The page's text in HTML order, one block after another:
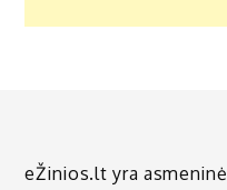
eŽinios.lt yra